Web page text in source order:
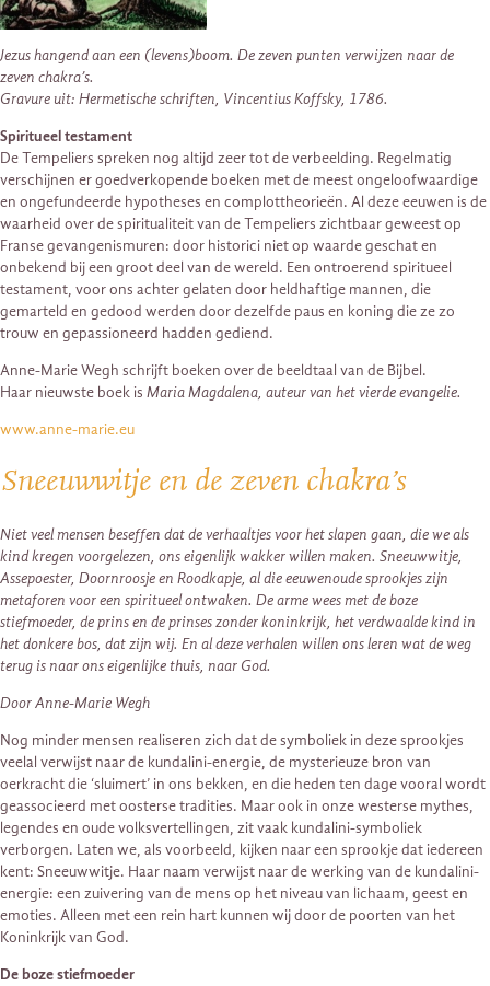
Jezus hangend aan een (levens)boom. De zeven punten verwijzen naar de
zeven chakra’s.
Gravure uit: Hermetische schriften, Vincentius Koffsky, 1786.
Spiritueel testament
De Tempeliers spreken nog altijd zeer tot de verbeelding. Regelmatig
verschijnen er goedverkopende boeken met de meest ongeloofwaardige
en ongefundeerde hypotheses en complottheorieën. Al deze eeuwen is de
waarheid over de spiritualiteit van de Tempeliers zichtbaar geweest op
Franse gevangenismuren: door historici niet op waarde geschat en
onbekend bij een groot deel van de wereld. Een ontroerend spiritueel
testament, voor ons achter gelaten door heldhaftige mannen, die
gemarteld en gedood werden door dezelfde paus en koning die ze zo
trouw en gepassioneerd hadden gediend.
Anne-Marie Wegh schrijft boeken over de beeldtaal van de Bijbel.
Haar nieuwste boek is Maria Magdalena, auteur van het vierde evangelie.
www.anne-marie.eu
Sneeuwwitje en de zeven chakra’s
Niet veel mensen beseffen dat de verhaaltjes voor het slapen gaan, die we als
kind kregen voorgelezen, ons eigenlijk wakker willen maken. Sneeuwwitje,
Assepoester, Doornroosje en Roodkapje, al die eeuwenoude sprookjes zijn
metaforen voor een spiritueel ontwaken. De arme wees met de boze
stiefmoeder, de prins en de prinses zonder koninkrijk, het verdwaalde kind in
het donkere bos, dat zijn wij. En al deze verhalen willen ons leren wat de weg
terug is naar ons eigenlijke thuis, naar God.
Door Anne-Marie Wegh
Nog minder mensen realiseren zich dat de symboliek in deze sprookjes
veelal verwijst naar de kundalini-energie, de mysterieuze bron van
oerkracht die ‘sluimert’ in ons bekken, en die heden ten dage vooral wordt
geassocieerd met oosterse tradities. Maar ook in onze westerse mythes,
legendes en oude volksvertellingen, zit vaak kundalini-symboliek
verborgen. Laten we, als voorbeeld, kijken naar een sprookje dat iedereen
kent: Sneeuwwitje. Haar naam verwijst naar de werking van de kundalini-
energie: een zuivering van de mens op het niveau van lichaam, geest en
emoties. Alleen met een rein hart kunnen wij door de poorten van het
Koninkrijk van God.
De boze stiefmoeder